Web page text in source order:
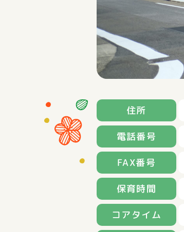
住所
電話番号
FAX番号
保育時間
コアタイム